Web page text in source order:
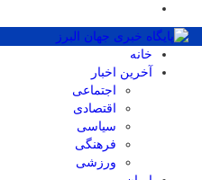
خانه
آخرین اخبار
اجتماعی
اقتصادی
سیاسی
فرهنگی
ورزشی